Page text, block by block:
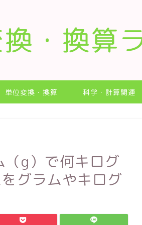
・換算
単位変換・換算 科学・計算関連
g）で何キログ
グラムやキログ